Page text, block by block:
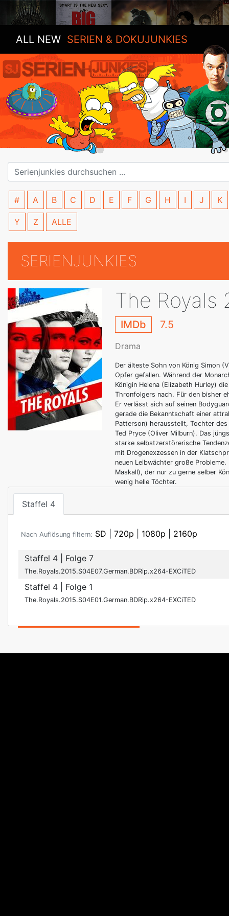
ALL NEW SERIEN & DOKUJUNKIES
# A B C D E F G H I J K
Y Z ALLE
SERIENJUNKIES
The Royals
IMDb 7.5
Drama
Der älteste Sohn von König Simon
Opfer gefallen. Während der
Königin Helena (Elizabeth Hurley)
Thronfolgers nach. Für den bisher
Er verlässt sich auf seinen
gerade die Bekanntschaft einer
Patterson) herausstellt, Tochter
Ted Pryce (Oliver Milburn). Das
starke selbstzerstörerische
mit Drogenexzessen in der
neuen Leibwächter große
Maskall), der nur zu gerne selber
wenig helle Töchter.
Staffel 4
Nach Auflösung filtern: SD 720p 1080p 2160p
Staffel 4 | Folge 7
The.Royals.2015.S04E07.German.BDRip.x264-EXCiTED
Staffel 4 | Folge 1
The.Royals.2015.S04E01.German.BDRip.x264-EXCiTED